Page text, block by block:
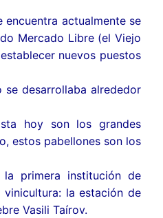
actualmente se
Mercado Libre (el Viejo
nuevos puestos
desarrollaba alrededor
hoy son los grandes
estos pabellones son los
primera institución de
la estación de
Vasili Taírov.